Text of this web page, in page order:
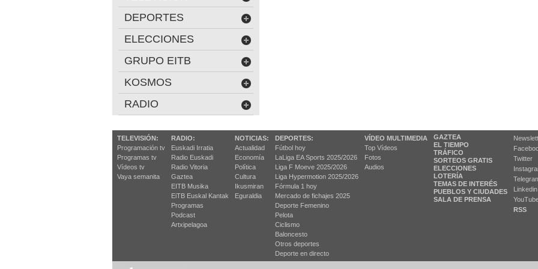
DEPORTES
ELECCIONES
GRUPO EITB
KOSMOS
RADIO
TELEVISIÓN:
Programación tv
Programas tv
Vídeos tv
Vaya semanita
RADIO:
Euskadi Irratia
Radio Euskadi
Radio Vitoria
Gaztea
EITB Musika
EiTB Euskal Kantak
Programas
Podcast
Artxipelagoa
NOTICIAS:
Actualidad
Economía
Política
Cultura
Ikusmiran
Eguraldia
DEPORTES:
Fútbol hoy
LaLiga EA Sports 2025/2026
Liga F Moeve 2025/2026
Liga Hypermotion 2025/2026
Fórmula 1 hoy
Mercado de fichajes 2025
Deporte Femenino
Pelota
Ciclismo
Baloncesto
Otros deportes
Deporte en directo
VÍDEO MULTIMEDIA
Top Vídeos
Fotos
Audios
GAZTEA
EL TIEMPO
TRÁFICO
SORTEOS GRATIS
ELECCIONES
LOTERÍA
TEMAS DE INTERÉS
PUEBLOS Y CIUDADES
SALA DE PRENSA
Twitter
Linkedin
RSS